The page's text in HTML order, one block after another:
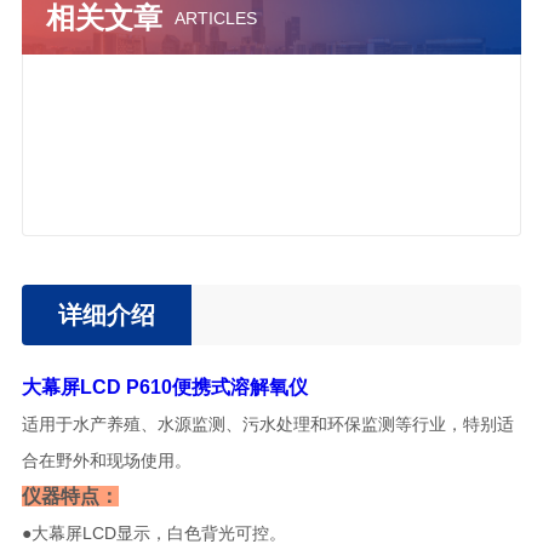
相关文章 ARTICLES
详细介绍
大幕屏LCD P610便携式溶解氧仪
适用于水产养殖、水源监测、污水处理和环保监测等行业，特别适
合在野外和现场使用。
仪器特点：
●大幕屏LCD显示，白色背光可控。